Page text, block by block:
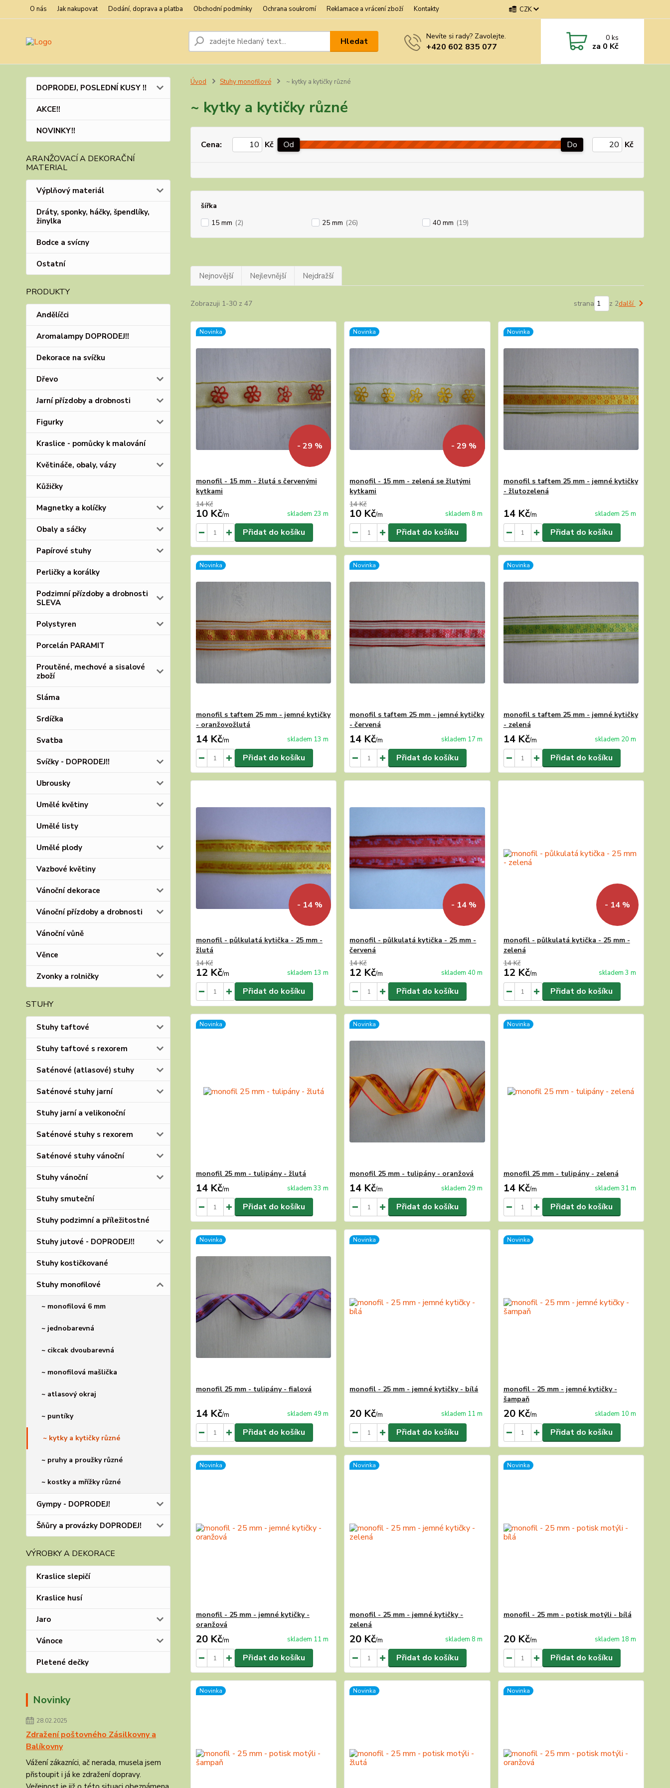
O nás Jak nakupovat Dodání, doprava a platba Obchodní podmínky Ochrana soukromí Reklamace a vrácení zboží Kontakty CZK
Hledat Nevíte si rady? Zavolejte.
+420 602 835 077
0ks
za 0 Kč
DOPRODEJ, POSLEDNÍ KUSY !!
AKCE!!
NOVINKY!!
ARANŽOVACÍ A DEKORAČNÍ
MATERIAL
Výplňový materiál
Dráty, sponky, háčky, špendlíky,
žinylka
Bodce a svícny
Ostatní
PRODUKTY
Andělíčci
Aromalampy DOPRODEJ!!
Dekorace na svíčku
Dřevo
Jarní přízdoby a drobnosti
Figurky
Kraslice - pomůcky k malování
Květináče, obaly, vázy
Kůžičky
Magnetky a kolíčky
Obaly a sáčky
Papírové stuhy
Perličky a korálky
Podzimní přízdoby a drobnosti
SLEVA
Polystyren
Porcelán PARAMIT
Proutěné, mechové a sisalové
zboží
Sláma
Srdíčka
Svatba
Svíčky - DOPRODEJ!!
Ubrousky
Umělé květiny
Umělé listy
Umělé plody
Vazbové květiny
Vánoční dekorace
Vánoční přízdoby a drobnosti
Vánoční vůně
Věnce
Zvonky a rolničky
STUHY
Stuhy taftové
Stuhy taftové s rexorem
Saténové (atlasové) stuhy
Saténové stuhy jarní
Stuhy jarní a velikonoční
Saténové stuhy s rexorem
Saténové stuhy vánoční
Stuhy vánoční
Stuhy smuteční
Stuhy podzimní a příležitostné
Stuhy jutové - DOPRODEJ!!
Stuhy kostičkované
Stuhy monofilové
~ monofilová 6 mm
~ jednobarevná
~ cikcak dvoubarevná
~ monofilová mašlička
~ atlasový okraj
~ puntíky
~ kytky a kytičky různé
~ pruhy a proužky různé
~ kostky a mřížky různé
Gympy - DOPRODEJ!
Šňůry a provázky DOPRODEJ!
VÝROBKY A DEKORACE
Kraslice slepičí
Kraslice husí
Jaro
Vánoce
Pletené dečky
Novinky
28.02.2025
Zdražení poštovného Zásilkovny a
Balíkovny
Vážení zákazníci, ač nerada, musela jsem
přistoupit i já ke zdražení dopravy.
Úvod Stuhy monofilové ~ kytky a kytičky různé
~ kytky a kytičky různé
Cena: Kč Od Do Kč
šířka
15 mm (2) 25 mm (26) 40 mm (19)
Nejnovější Nejlevnější Nejdražší
Zobrazuji 1-30 z 47 strana z 2další
Novinka
- 29 %
monofil - 15 mm - žlutá s červenými
kytkami
14 Kč
10 Kč/m skladem 23 m
Přidat do košíku
Novinka
- 29 %
monofil - 15 mm - zelená se žlutými
kytkami
14 Kč
10 Kč/m skladem 8 m
Přidat do košíku
Novinka
monofil s taftem 25 mm - jemné kytičky
- žlutozelená
14 Kč/m skladem 25 m
Přidat do košíku
Novinka
monofil s taftem 25 mm - jemné kytičky
- oranžovožlutá
14 Kč/m skladem 13 m
Přidat do košíku
Novinka
monofil s taftem 25 mm - jemné kytičky
- červená
14 Kč/m skladem 17 m
Přidat do košíku
Novinka
monofil s taftem 25 mm - jemné kytičky
- zelená
14 Kč/m skladem 20 m
Přidat do košíku
- 14 %
monofil - půlkulatá kytička - 25 mm -
žlutá
14 Kč
12 Kč/m skladem 13 m
Přidat do košíku
- 14 %
monofil - půlkulatá kytička - 25 mm -
červená
14 Kč
12 Kč/m skladem 40 m
Přidat do košíku
- 14 %
monofil - půlkulatá kytička - 25 mm -
zelená
14 Kč
12 Kč/m skladem 3 m
Přidat do košíku
Novinka
monofil 25 mm - tulipány - žlutá
14 Kč/m skladem 33 m
Přidat do košíku
Novinka
monofil 25 mm - tulipány - oranžová
14 Kč/m skladem 29 m
Přidat do košíku
Novinka
monofil 25 mm - tulipány - zelená
14 Kč/m skladem 31 m
Přidat do košíku
Novinka
monofil 25 mm - tulipány - fialová
14 Kč/m skladem 49 m
Přidat do košíku
Novinka
monofil - 25 mm - jemné kytičky - bílá
20 Kč/m skladem 11 m
Přidat do košíku
Novinka
monofil - 25 mm - jemné kytičky -
šampaň
20 Kč/m skladem 10 m
Přidat do košíku
Novinka
monofil - 25 mm - jemné kytičky -
oranžová
20 Kč/m skladem 11 m
Přidat do košíku
Novinka
monofil - 25 mm - jemné kytičky -
zelená
20 Kč/m skladem 8 m
Přidat do košíku
Novinka
monofil - 25 mm - potisk motýli - bílá
20 Kč/m skladem 18 m
Přidat do košíku
Novinka Novinka Novinka